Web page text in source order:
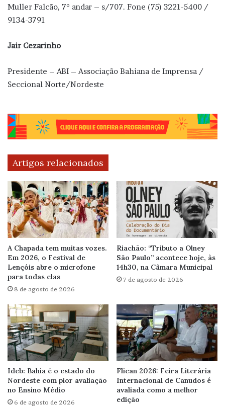
Muller Falcão, 7º andar – s/707. Fone (75) 3221-5400 /
9134-3791
Jair Cezarinho
Presidente – ABI – Associação Bahiana de Imprensa /
Seccional Norte/Nordeste
Artigos relacionados
A Chapada tem muitas vozes.
Em 2026, o Festival de
Lençóis abre o microfone
para todas elas
8 de agosto de 2026
Riachão: “Tributo a Olney
São Paulo” acontece hoje, às
14h30, na Câmara Municipal
7 de agosto de 2026
Ideb: Bahia é o estado do
Nordeste com pior avaliação
no Ensino Médio
6 de agosto de 2026
Flican 2026: Feira Literária
Internacional de Canudos é
avaliada como a melhor
edição